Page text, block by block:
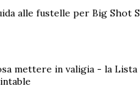
alle fustelle per Big Shot
mettere in valigia - la